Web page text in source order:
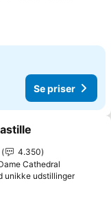
Se priser
4.350
Cathedral
unikke udstillinger